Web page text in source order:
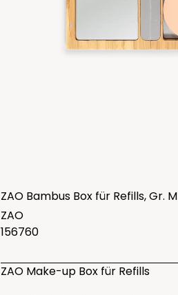
ZAO Bambus Box für Refills, Gr. M
ZAO
156760
ZAO Make-up Box für Refills